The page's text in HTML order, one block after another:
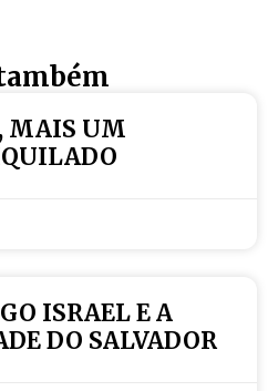
MAIS UM
ISRAEL E A
DO SALVADOR